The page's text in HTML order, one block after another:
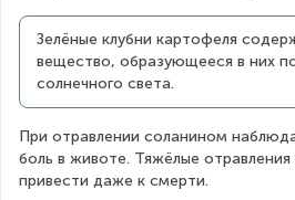
Зелёные клубни картофеля
вещество, образующееся в них
солнечного света.
При отравлении соланином
боль в животе. Тяжёлые
привести даже к смерти.